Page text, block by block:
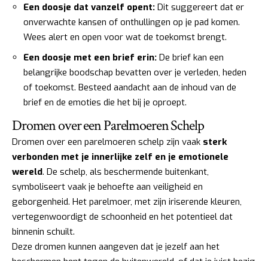
Een doosje dat vanzelf opent: Dit suggereert dat er
onverwachte kansen of onthullingen op je pad komen.
Wees alert en open voor wat de toekomst brengt.
Een doosje met een brief erin: De brief kan een
belangrijke boodschap bevatten over je verleden, heden
of toekomst. Besteed aandacht aan de inhoud van de
brief en de emoties die het bij je oproept.
Dromen over een Parelmoeren Schelp
Dromen over een parelmoeren schelp zijn vaak sterk
verbonden met je innerlijke zelf en je emotionele
wereld. De schelp, als beschermende buitenkant,
symboliseert vaak je behoefte aan veiligheid en
geborgenheid. Het parelmoer, met zijn iriserende kleuren,
vertegenwoordigt de schoonheid en het potentieel dat
binnenin schuilt.
Deze dromen kunnen aangeven dat je jezelf aan het